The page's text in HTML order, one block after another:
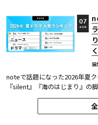
ニュース
ドラマ
編
07
AUG
noteで話題になった2026年夏
『silent』『海のはじまり』の
ル作品で、蒼井優が18年ぶり
ャツが乾くまで』が第1位に輝いた。 また今回、Netflixの
が3位にランクイン。春クール